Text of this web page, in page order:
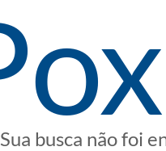
Sua busca não foi